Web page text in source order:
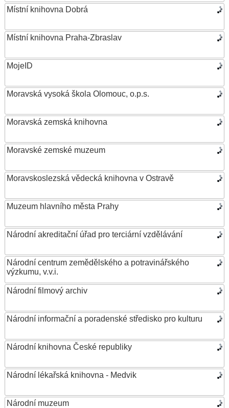
Místní knihovna Dobrá
Místní knihovna Praha-Zbraslav
MojeID
Moravská vysoká škola Olomouc, o.p.s.
Moravská zemská knihovna
Moravské zemské muzeum
Moravskoslezská vědecká knihovna v Ostravě
Muzeum hlavního města Prahy
Národní akreditační úřad pro terciární vzdělávání
Národní centrum zemědělského a potravinářského
výzkumu, v.v.i.
Národní filmový archiv
Národní informační a poradenské středisko pro kulturu
Národní knihovna České republiky
Národní lékařská knihovna - Medvik
Národní muzeum